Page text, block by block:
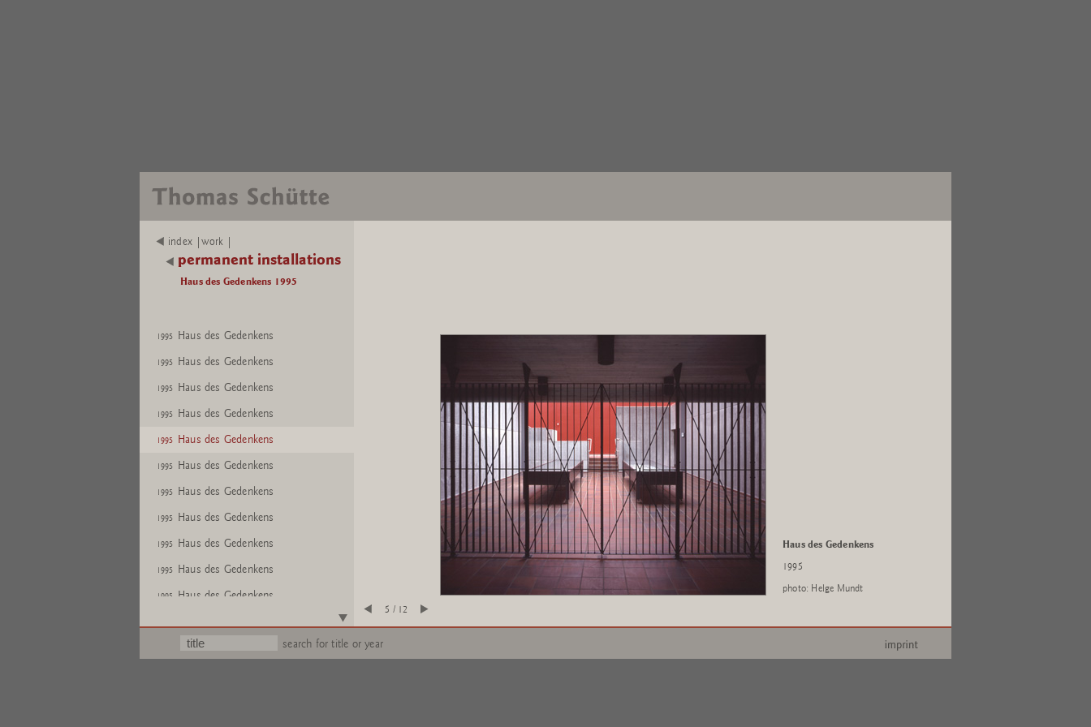
index |work |
permanent installations
Haus des Gedenkens 1995
1995 Haus des Gedenkens
1995 Haus des Gedenkens
1995 Haus des Gedenkens
1995 Haus des Gedenkens
1995 Haus des Gedenkens
1995 Haus des Gedenkens
1995 Haus des Gedenkens
1995 Haus des Gedenkens
1995 Haus des Gedenkens
1995 Haus des Gedenkens
1995
Haus des Gedenkens
Haus des Gedenkens
1995
photo: Helge Mundt
5 / 12
search for title or year